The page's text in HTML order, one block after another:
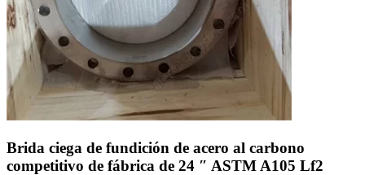
Brida ciega de fundición de acero al carbono
competitivo de fábrica de 24 ″ ASTM A105 Lf2